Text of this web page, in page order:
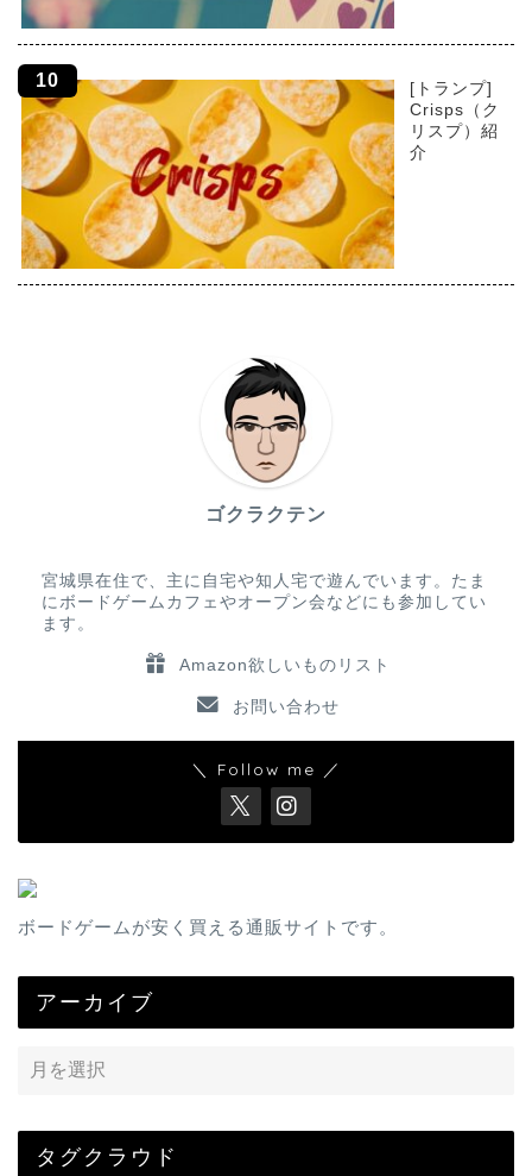
[トランプ]
Crisps（ク
リスプ）紹
介
ゴクラクテン
宮城県在住で、主に自宅や知人宅で遊んでいます。たま
にボードゲームカフェやオープン会などにも参加してい
ます。
Amazon欲しいものリスト
お問い合わせ
＼ Follow me ／
ボードゲームが安く買える通販サイトです。
アーカイブ
タグクラウド